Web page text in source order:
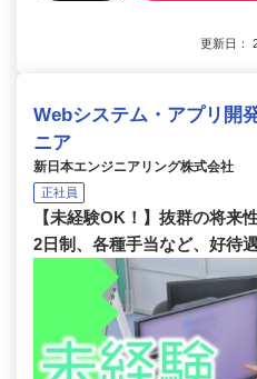
更新日：
Webシステム・アプリ開
ニア
新日本エンジニアリング株式会社
正社員
【未経験OK！】抜群の将来
2日制、各種手当など、好待